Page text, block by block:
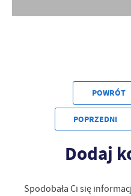
POWRÓT
POPRZEDNI
Dodaj
Spodobała Ci się
treści w postaci wiadomości,